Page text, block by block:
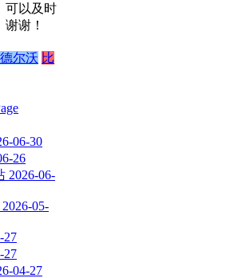
可以及时
谢！
尔沃 比
06-30
26
2026-06-
2026-05-
27
27
04-27